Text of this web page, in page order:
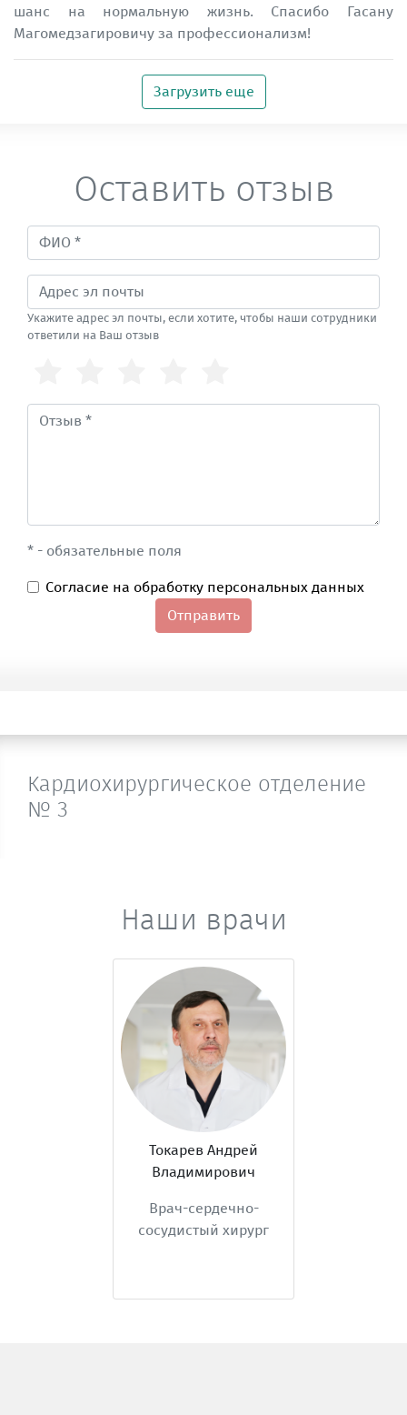
шанс на нормальную жизнь. Спасибо Гасану
Магомедзагировичу за профессионализм!
Загрузить еще
Оставить отзыв
Укажите адрес эл почты, если хотите, чтобы наши сотрудники
ответили на Ваш отзыв
* - обязательные поля
Согласие на обработку персональных данных
Отправить
Кардиохирургическое отделение
№ 3
Наши врачи
Токарев Андрей
Владимирович
Врач-сердечно-
сосудистый хирург